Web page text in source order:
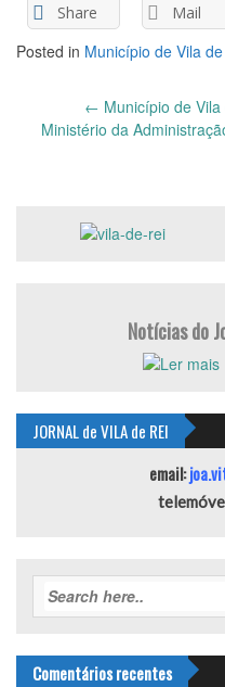
Share Mail
Posted in Município de Vila
navigation
← Município de
Ministério da
Notícias do
JORNAL de VILA de REI
email:
Comentários recentes